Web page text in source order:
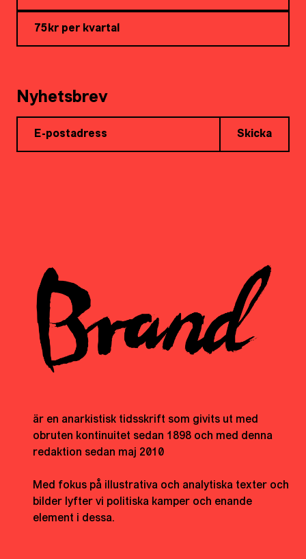
75kr per kvartal
Nyhetsbrev
Skicka
är en anarkistisk tidsskrift som givits ut med
obruten kontinuitet sedan 1898 och med denna
redaktion sedan maj 2010
Med fokus på illustrativa och analytiska texter och
bilder lyfter vi politiska kamper och enande
element i dessa.